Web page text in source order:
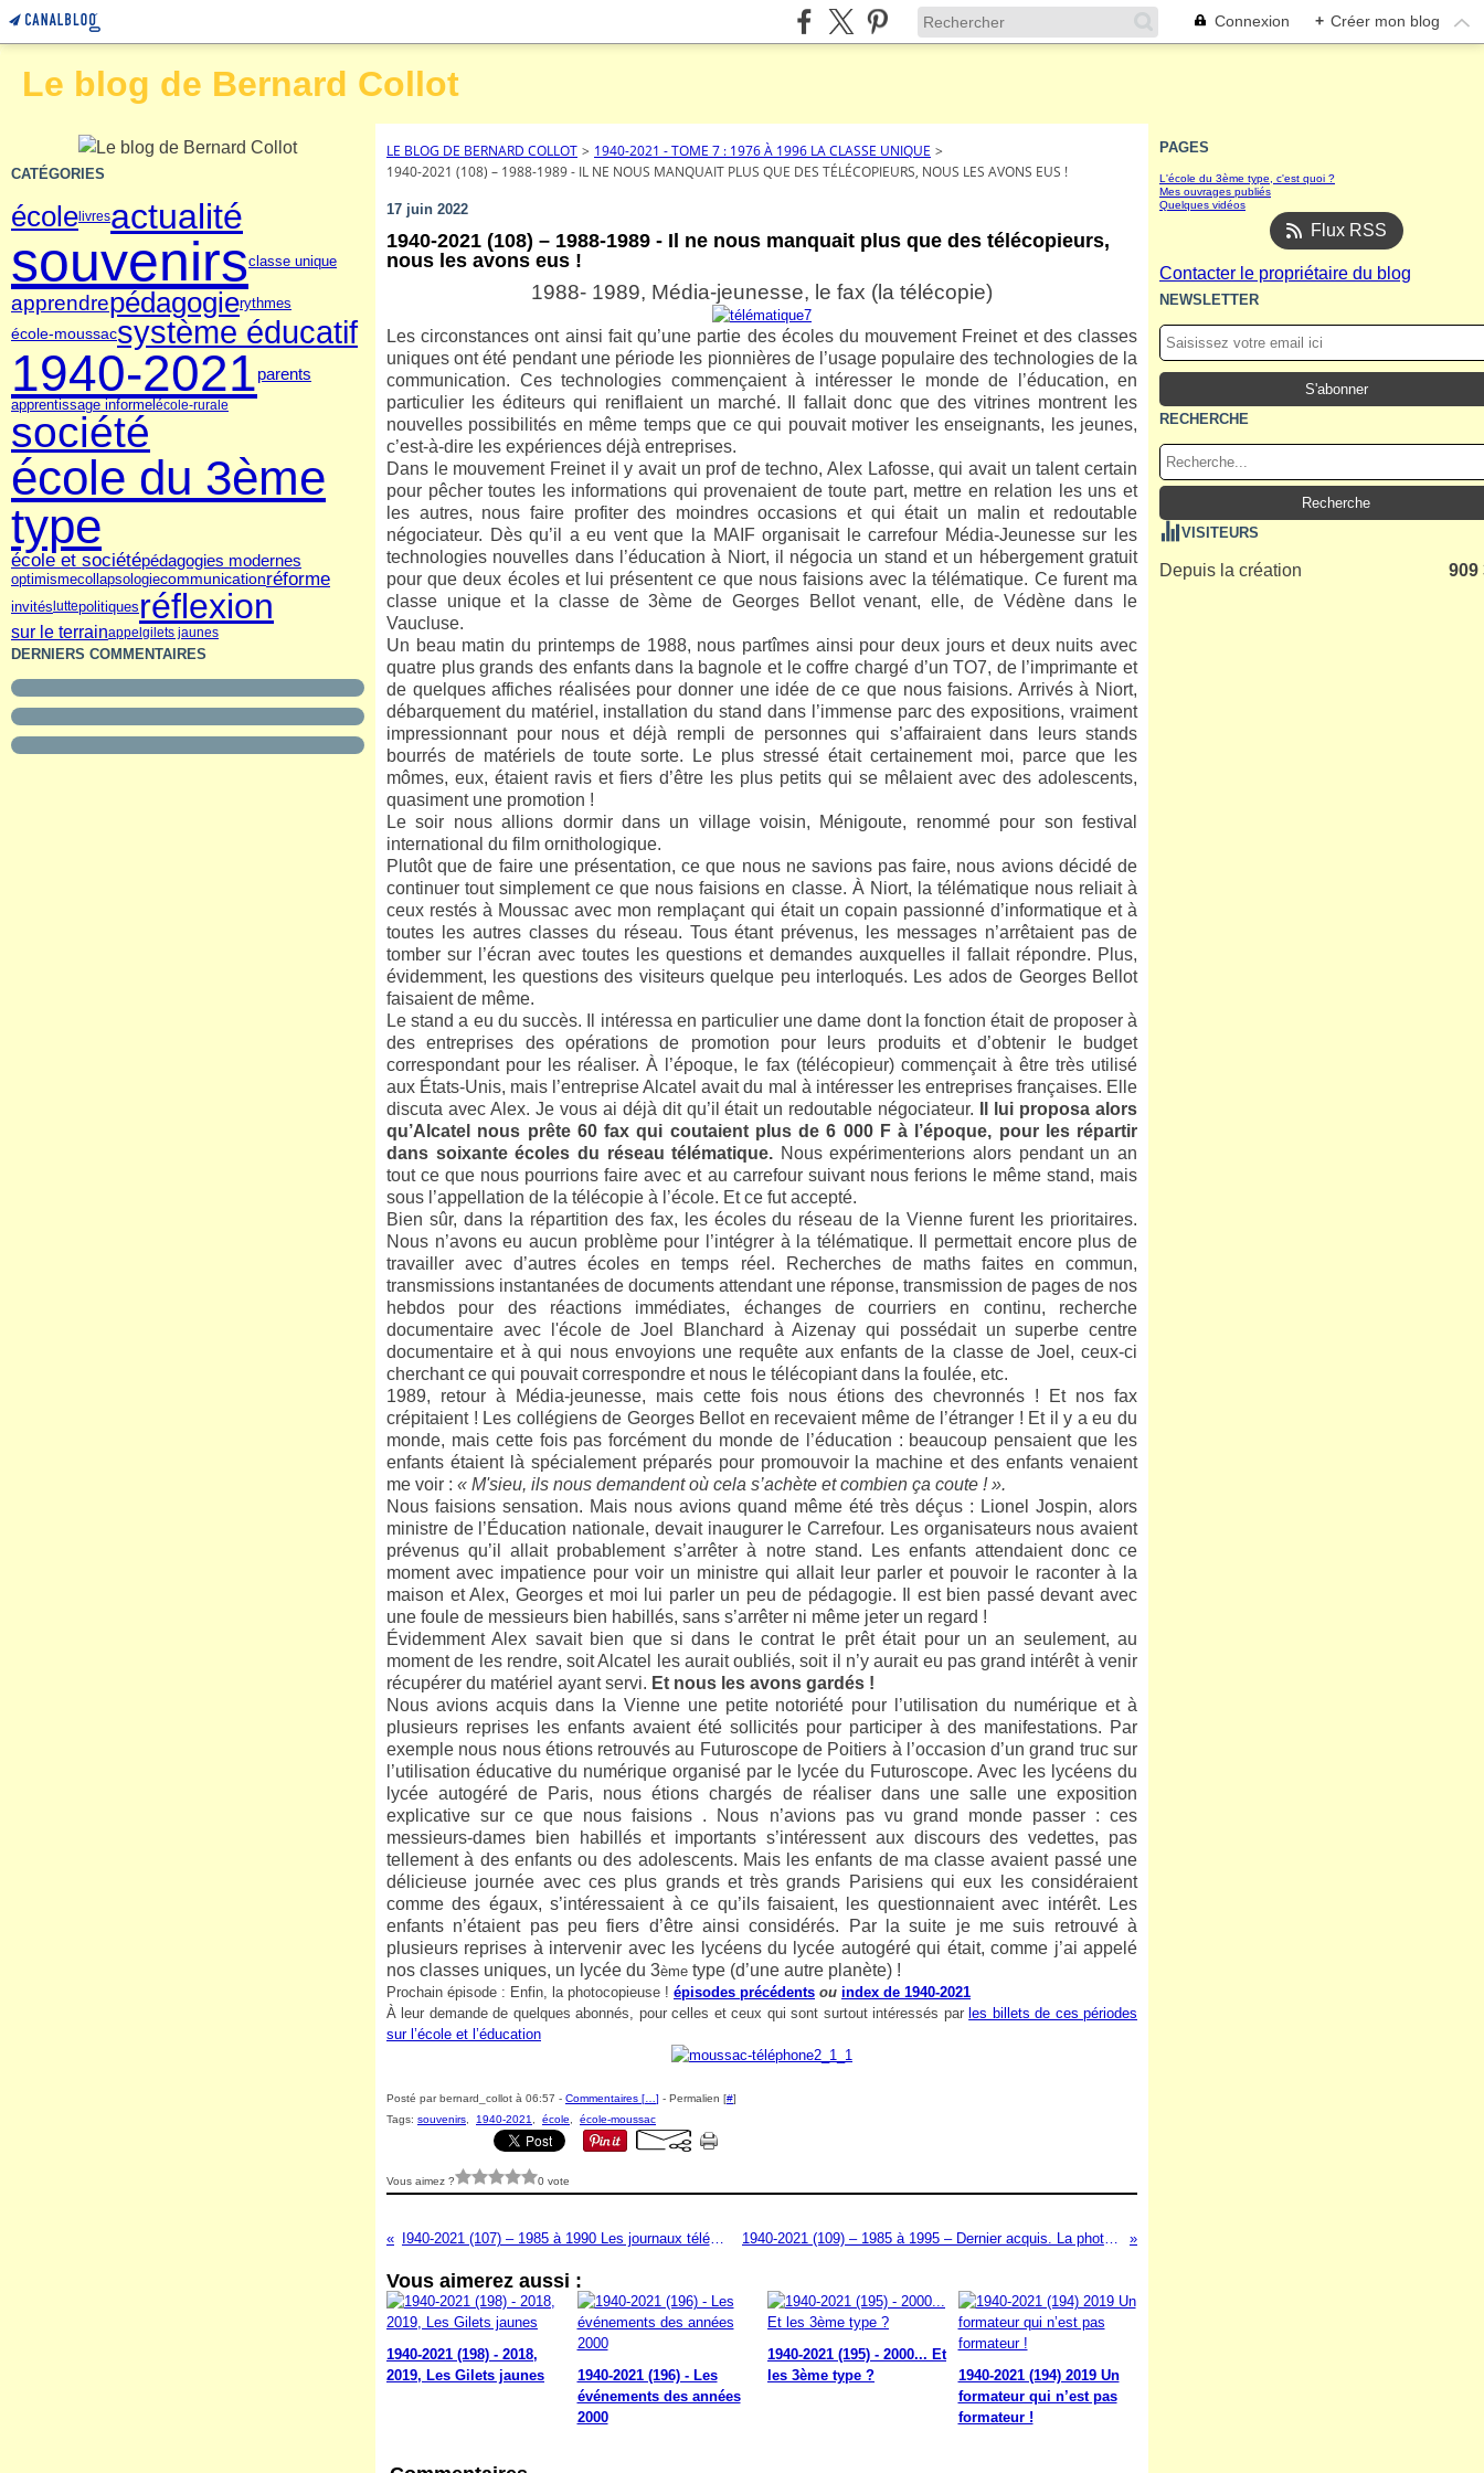
Connexion + Créer mon blog
Le blog de Bernard Collot
CATÉGORIES
école livresactualité
souvenirsclasse unique
apprendrepédagogierythmes
école-moussacsystème éducatif
1940-2021parents
apprentissage informel école-rurale
société
école du 3ème
type
école et sociétépédagogies modernes
optimismecollapsologiecommunicationréforme
invités luttepolitiques réflexion
sur le terrainappel gilets jaunes
DERNIERS COMMENTAIRES
LE BLOG DE BERNARD COLLOT > 1940-2021 - TOME 7 : 1976 À 1996 LA CLASSE UNIQUE >
1940-2021 (108) – 1988-1989 - IL NE NOUS MANQUAIT PLUS QUE DES TÉLÉCOPIEURS, NOUS LES AVONS EUS !
17 juin 2022
1940-2021 (108) – 1988-1989 - Il ne nous manquait plus que des télécopieurs,
nous les avons eus !
1988- 1989, Média-jeunesse, le fax (la télécopie)
Les circonstances ont ainsi fait qu’une partie des écoles du mouvement Freinet et des classes
uniques ont été pendant une période les pionnières de l’usage populaire des technologies de la
communication. Ces technologies commençaient à intéresser le monde de l’éducation, en
particulier les éditeurs qui reniflaient un marché. Il fallait donc que des vitrines montrent les
nouvelles possibilités en même temps que ce qui pouvait motiver les enseignants, les jeunes,
c’est-à-dire les expériences déjà entreprises.
Dans le mouvement Freinet il y avait un prof de techno, Alex Lafosse, qui avait un talent certain
pour pêcher toutes les informations qui provenaient de toute part, mettre en relation les uns et
les autres, nous faire profiter des moindres occasions et qui était un malin et redoutable
négociateur. Dès qu’il a eu vent que la MAIF organisait le carrefour Média-Jeunesse sur les
technologies nouvelles dans l’éducation à Niort, il négocia un stand et un hébergement gratuit
pour que deux écoles et lui présentent ce que nous faisions avec la télématique. Ce furent ma
classe unique et la classe de 3ème de Georges Bellot venant, elle, de Védène dans le
Vaucluse.
Un beau matin du printemps de 1988, nous partîmes ainsi pour deux jours et deux nuits avec
quatre plus grands des enfants dans la bagnole et le coffre chargé d’un TO7, de l’imprimante et
de quelques affiches réalisées pour donner une idée de ce que nous faisions. Arrivés à Niort,
débarquement du matériel, installation du stand dans l’immense parc des expositions, vraiment
impressionnant pour nous et déjà rempli de personnes qui s’affairaient dans leurs stands
bourrés de matériels de toute sorte. Le plus stressé était certainement moi, parce que les
mômes, eux, étaient ravis et fiers d’être les plus petits qui se mêlaient avec des adolescents,
quasiment une promotion !
Le soir nous allions dormir dans un village voisin, Ménigoute, renommé pour son festival
international du film ornithologique.
Plutôt que de faire une présentation, ce que nous ne savions pas faire, nous avions décidé de
continuer tout simplement ce que nous faisions en classe. À Niort, la télématique nous reliait à
ceux restés à Moussac avec mon remplaçant qui était un copain passionné d’informatique et à
toutes les autres classes du réseau. Tous étant prévenus, les messages n’arrêtaient pas de
tomber sur l’écran avec toutes les questions et demandes auxquelles il fallait répondre. Plus,
évidemment, les questions des visiteurs quelque peu interloqués. Les ados de Georges Bellot
faisaient de même.
Le stand a eu du succès. Il intéressa en particulier une dame dont la fonction était de proposer à
des entreprises des opérations de promotion pour leurs produits et d’obtenir le budget
correspondant pour les réaliser. À l’époque, le fax (télécopieur) commençait à être très utilisé
aux États-Unis, mais l’entreprise Alcatel avait du mal à intéresser les entreprises françaises. Elle
discuta avec Alex. Je vous ai déjà dit qu’il était un redoutable négociateur. Il lui proposa alors
qu’Alcatel nous prête 60 fax qui coutaient plus de 6 000 F à l’époque, pour les répartir
dans soixante écoles du réseau télématique. Nous expérimenterions alors pendant un an
tout ce que nous pourrions faire avec et au carrefour suivant nous ferions le même stand, mais
sous l’appellation de la télécopie à l’école. Et ce fut accepté.
Bien sûr, dans la répartition des fax, les écoles du réseau de la Vienne furent les prioritaires.
Nous n’avons eu aucun problème pour l’intégrer à la télématique. Il permettait encore plus de
travailler avec d’autres écoles en temps réel. Recherches de maths faites en commun,
transmissions instantanées de documents attendant une réponse, transmission de pages de nos
hebdos pour des réactions immédiates, échanges de courriers en continu, recherche
documentaire avec l'école de Joel Blanchard à Aizenay qui possédait un superbe centre
documentaire et à qui nous envoyions une requête aux enfants de la classe de Joel, ceux-ci
cherchant ce qui pouvait correspondre et nous le télécopiant dans la foulée, etc.
1989, retour à Média-jeunesse, mais cette fois nous étions des chevronnés ! Et nos fax
crépitaient ! Les collégiens de Georges Bellot en recevaient même de l’étranger ! Et il y a eu du
monde, mais cette fois pas forcément du monde de l’éducation : beaucoup pensaient que les
enfants étaient là spécialement préparés pour promouvoir la machine et des enfants venaient
me voir : « M'sieu, ils nous demandent où cela s’achète et combien ça coute ! ».
Nous faisions sensation. Mais nous avions quand même été très déçus : Lionel Jospin, alors
ministre de l’Éducation nationale, devait inaugurer le Carrefour. Les organisateurs nous avaient
prévenus qu’il allait probablement s’arrêter à notre stand. Les enfants attendaient donc ce
moment avec impatience pour voir un ministre qui allait leur parler et pouvoir le raconter à la
maison et Alex, Georges et moi lui parler un peu de pédagogie. Il est bien passé devant avec
une foule de messieurs bien habillés, sans s’arrêter ni même jeter un regard !
Évidemment Alex savait bien que si dans le contrat le prêt était pour un an seulement, au
moment de les rendre, soit Alcatel les aurait oubliés, soit il n’y aurait eu pas grand intérêt à venir
récupérer du matériel ayant servi. Et nous les avons gardés !
Nous avions acquis dans la Vienne une petite notoriété pour l’utilisation du numérique et à
plusieurs reprises les enfants avaient été sollicités pour participer à des manifestations. Par
exemple nous nous étions retrouvés au Futuroscope de Poitiers à l’occasion d’un grand truc sur
l’utilisation éducative du numérique organisé par le lycée du Futuroscope. Avec les lycéens du
lycée autogéré de Paris, nous étions chargés de réaliser dans une salle une exposition
explicative sur ce que nous faisions . Nous n’avions pas vu grand monde passer : ces
messieurs-dames bien habillés et importants s’intéressent aux discours des vedettes, pas
tellement à des enfants ou des adolescents. Mais les enfants de ma classe avaient passé une
délicieuse journée avec ces plus grands et très grands Parisiens qui eux les considéraient
comme des égaux, s’intéressaient à ce qu’ils faisaient, les questionnaient avec intérêt. Les
enfants n’étaient pas peu fiers d’être ainsi considérés. Par la suite je me suis retrouvé à
plusieurs reprises à intervenir avec les lycéens du lycée autogéré qui était, comme j’ai appelé
nos classes uniques, un lycée du 3ème type (d’une autre planète) !
Prochain épisode : Enfin, la photocopieuse ! épisodes précédents ou index de 1940-2021
À leur demande de quelques abonnés, pour celles et ceux qui sont surtout intéressés par les billets de ces périodes
sur l’école et l’éducation
Posté par bernard_collot à 06:57 - Commentaires [ ] - Permalien [#]
Tags: souvenirs 1940-2021 école école-moussac
Vous aimez ? 0 vote
I940-2021 (107) – 1985 à 1990 Les journaux télématiques 1940-2021 (109) – 1985 à 1995 – Dernier acquis. La photocopieuse
Vous aimerez aussi :
1940-2021 (198) - 2018,
2019, Les Gilets jaunes
1940-2021 (196) - Les
événements des années
2000
1940-2021 (195) - 2000... Et
les 3ème type ?
1940-2021 (194) 2019 Un
formateur qui n’est pas
formateur !
PAGES
L'école du 3ème type, c'est quoi ?
Mes ouvrages publiés
Quelques vidéos
Flux RSS
Contacter le propriétaire du blog
NEWSLETTER
RECHERCHE
VISITEURS
Depuis la création 909